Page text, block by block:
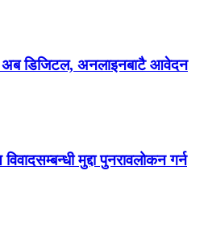
डिजिटल, अनलाइनबाटै आवेदन
मुद्दा पुनरावलोकन गर्न